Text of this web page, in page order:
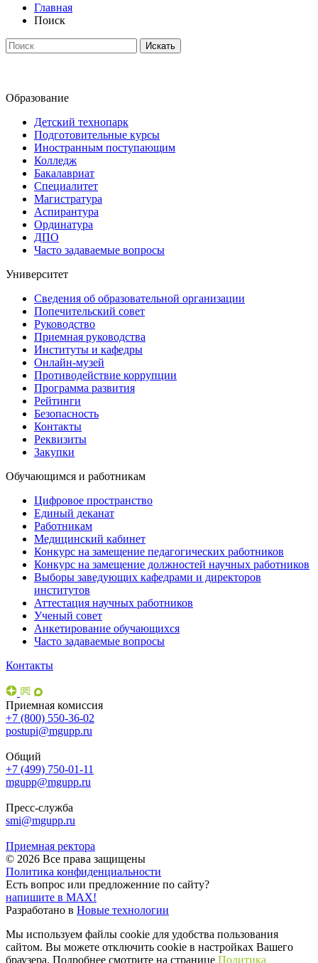
Главная
Поиск
Искать
Образование
Детский технопарк
Подготовительные курсы
Иностранным поступающим
Колледж
Бакалавриат
Специалитет
Магистратура
Аспирантура
Ординатура
ДПО
Часто задаваемые вопросы
Университет
Сведения об образовательной организации
Попечительский совет
Руководство
Приемная руководства
Институты и кафедры
Онлайн-музей
Противодействие коррупции
Программа развития
Рейтинги
Безопасность
Контакты
Реквизиты
Закупки
Обучающимся и работникам
Цифровое пространство
Единый деканат
Работникам
Медицинский кабинет
Конкурс на замещение педагогических работников
Конкурс на замещение должностей научных работников
Выборы заведующих кафедрами и директоров
институтов
Аттестация научных работников
Ученый совет
Анкетирование обучающихся
Часто задаваемые вопросы
Контакты
Приемная комиссия
+7 (800) 550-36-02
postupi@mgupp.ru
Общий
+7 (499) 750-01-11
mgupp@mgupp.ru
Пресс-служба
smi@mgupp.ru
Приемная ректора
© 2026 Все права защищены
Политика конфиденциальности
Есть вопрос или предложенние по сайту?
напишите в MAX!
Разработано в Новые технологии
Мы используем файлы cookie для удобства пользования
сайтом. Вы можете отключить cookie в настройках Вашего
браузера. Подробнее смотрите на странице Политика